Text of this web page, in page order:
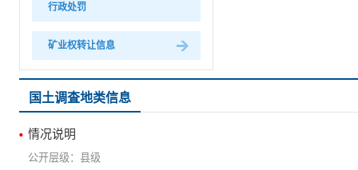
行政处罚
矿业权转让信息
国土调査地类信息
情况说明
县级